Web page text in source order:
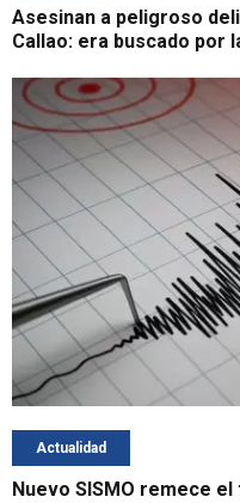
Asesinan a peligroso
Callao: era buscado por
Actualidad
Nuevo SISMO remece